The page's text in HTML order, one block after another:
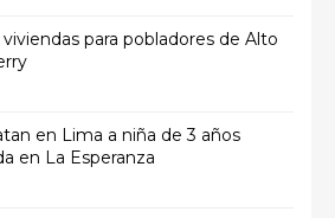
para pobladores de Alto
en Lima a niña de 3 años
en La Esperanza